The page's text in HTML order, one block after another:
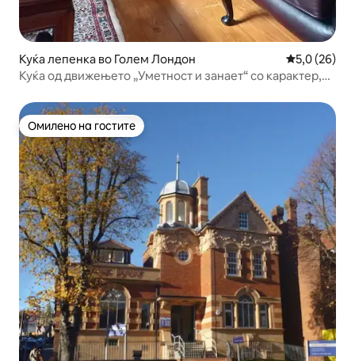
Куќа лепенка во Голем Лондон Просечна
5,0 (26)
Куќа од движењето „Уметност и занает“ со карактер,
Омилено на гостите
Омилено на гостите